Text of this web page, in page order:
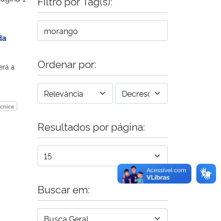
a
Ordenar por:
Resultados por página:
Buscar em: